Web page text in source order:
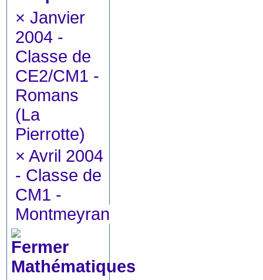
× Janvier
2004 -
Classe de
CE2/CM1 -
Romans
(La
Pierrotte)
× Avril 2004
- Classe de
CM1 -
Montmeyran
Mathématiques